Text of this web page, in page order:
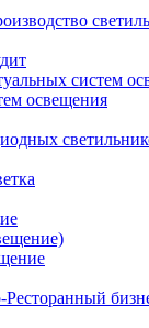
систем
освещения